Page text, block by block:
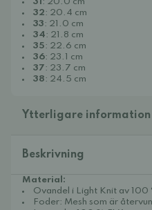
32: 20.4 cm
33: 21.0 cm
34: 21.8 cm
35: 22.6 cm
36: 23.1 cm
37: 23.7 cm
38: 24.5 cm
Ytterligare information
Beskrivning
Material:
Ovandel i Light Knit av 100
Foder: Mesh som är